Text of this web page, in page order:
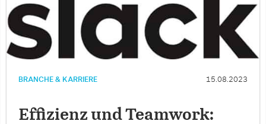
BRANCHE & KARRIERE 15.08.2023
Effizienz und Teamwork: